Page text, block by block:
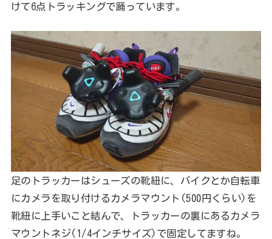
けて6点トラッキングで踊っています。
足のトラッカーはシューズの靴紐に、バイクとか自転車
にカメラを取り付けるカメラマウント(500円くらい)を
靴紐に上手いこと結んで、トラッカーの裏にあるカメラ
マウントネジ(1/4インチサイズ)で固定してますね。